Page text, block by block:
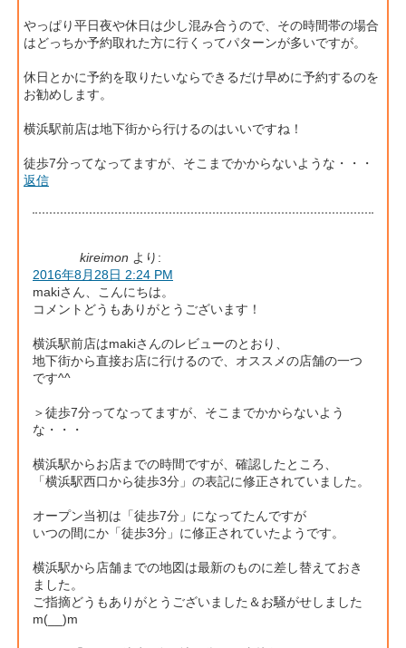
やっぱり平日夜や休日は少し混み合うので、その時間帯の場合
はどっちか予約取れた方に行くってパターンが多いですが。
休日とかに予約を取りたいならできるだけ早めに予約するのを
お勧めします。
横浜駅前店は地下街から行けるのはいいですね！
徒歩7分ってなってますが、そこまでかからないような・・・
返信
kireimon より:
2016年8月28日 2:24 PM
makiさん、こんにちは。
コメントどうもありがとうございます！
横浜駅前店はmakiさんのレビューのとおり、
地下街から直接お店に行けるので、オススメの店舗の一つ
です^^
＞徒歩7分ってなってますが、そこまでかからないよう
な・・・
横浜駅からお店までの時間ですが、確認したところ、
「横浜駅西口から徒歩3分」の表記に修正されていました。
オープン当初は「徒歩7分」になってたんですが
いつの間にか「徒歩3分」に修正されていたようです。
横浜駅から店舗までの地図は最新のものに差し替えておき
ました。
ご指摘どうもありがとうございました＆お騒がせしました
m(__)m